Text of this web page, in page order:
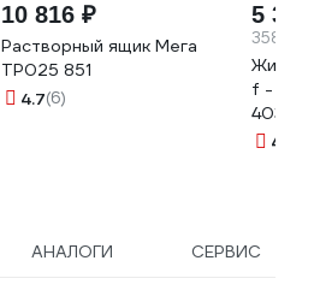
10 816 ₽
Растворный ящик Мега
ТР025 851
4.7(6)
5
358.4
f -
40381
4.5
АНАЛОГИ СЕРВИС